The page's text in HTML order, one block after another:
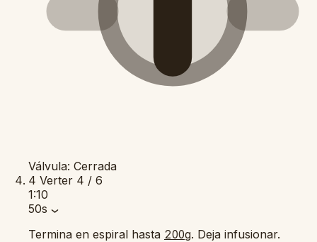
Válvula: Cerrada
4 Verter 4 / 6
1:10
50s
Termina en espiral hasta 200g. Deja infusionar.